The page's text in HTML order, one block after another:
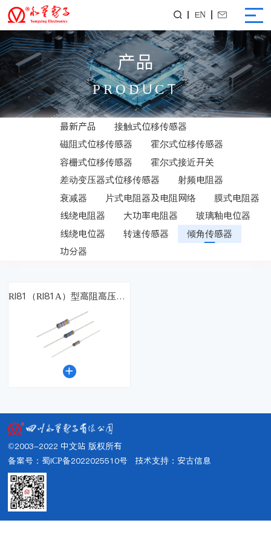
 EN 
产品
PRODUCT
最新产品
接触式位移传感器
磁阻式位移传感器
霍尔式位移传感器
容栅式位移传感器
霍尔式接近开关
差动变压器式位移传感器
射频电阻器
衰减器
片式电阻器及电阻网络
膜式电阻器
线绕电阻器
大功率电阻器
玻璃釉电位器
线绕电位器
转速传感器
倾角传感器
功分器
RI81（RI81A）型高阻高压玻璃釉膜电阻器

©2003-2022 中文站 版权所有
备案号：蜀ICP备2022025510号 技术支持： 安古信息